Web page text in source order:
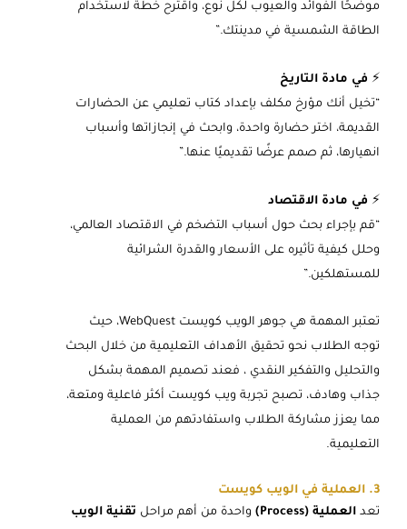
موضحًا الفوائد والعيوب لكل نوع، واقترح خطة لاستخدام
الطاقة الشمسية في مدينتك.”
⚡ في مادة التاريخ
“تخيل أنك مؤرخ مكلف بإعداد كتاب تعليمي عن الحضارات
القديمة، اختر حضارة واحدة، وابحث في إنجازاتها وأسباب
انهيارها، ثم صمم عرضًا تقديميًا عنها.”
⚡ في مادة الاقتصاد
“قم بإجراء بحث حول أسباب التضخم في الاقتصاد العالمي،
وحلل كيفية تأثيره على الأسعار والقدرة الشرائية
للمستهلكين.”
تعتبر المهمة هي جوهر الويب كويست WebQuest، حيث
توجه الطلاب نحو تحقيق الأهداف التعليمية من خلال البحث
والتحليل والتفكير النقدي ، فعند تصميم المهمة بشكل
جذاب وهادف، تصبح تجربة ويب كويست أكثر فاعلية ومتعة،
مما يعزز مشاركة الطلاب واستفادتهم من العملية
التعليمية.
3. العملية في الويب كويست
تعد العملية (Process) واحدة من أهم مراحل تقنية الويب